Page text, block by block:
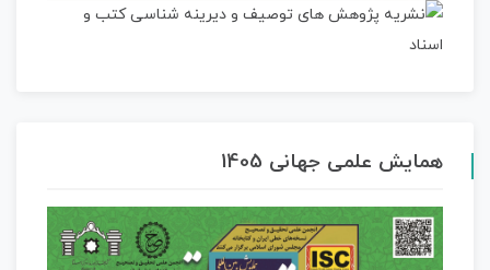
همایش علمی جهانی 1405